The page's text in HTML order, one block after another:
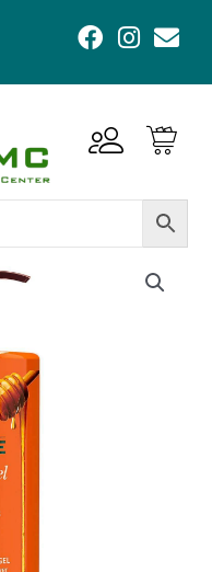
F
c
b
o
I
s
E
v
l
o
e